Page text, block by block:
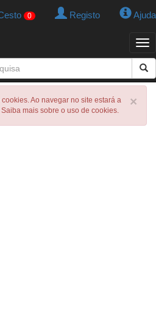
0 Registo Ajuda
×
cookies. Ao navegar no site estará a
mais sobre o uso de cookies.